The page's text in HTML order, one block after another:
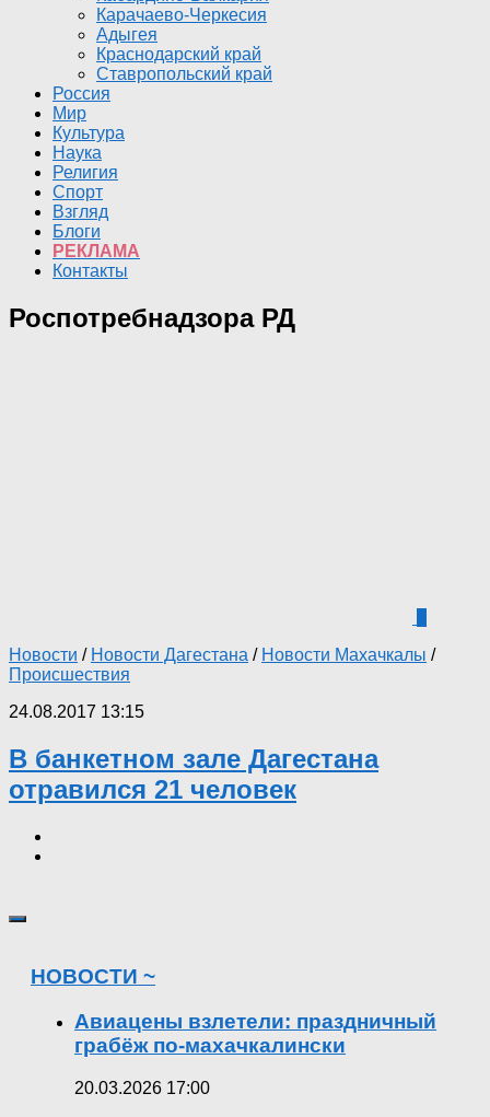
Карачаево-Черкесия
Адыгея
Краснодарский край
Ставропольский край
Россия
Мир
Культура
Наука
Религия
Спорт
Взгляд
Блоги
РЕКЛАМА
Контакты
Роспотребнадзора РД
Новости / Новости Дагестана / Новости Махачкалы /
Происшествия
24.08.2017 13:15
В банкетном зале Дагестана
отравился 21 человек
НОВОСТИ ~
Авиацены взлетели: праздничный
грабёж по-махачкалински
20.03.2026 17:00